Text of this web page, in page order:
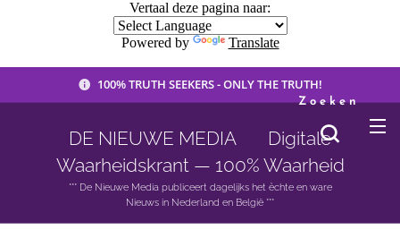
Vertaal deze pagina naar:
Powered by Translate
100% TRUTH SEEKERS - ONLY THE TRUTH!
DE NIEUWE MEDIA 🟣 Digitale
Waarheidskrant — 100% Waarheid
*** De Nieuwe Media publiceert dagelijks het èchte en ware
Nieuws in Nederland en België ***
Zoeken